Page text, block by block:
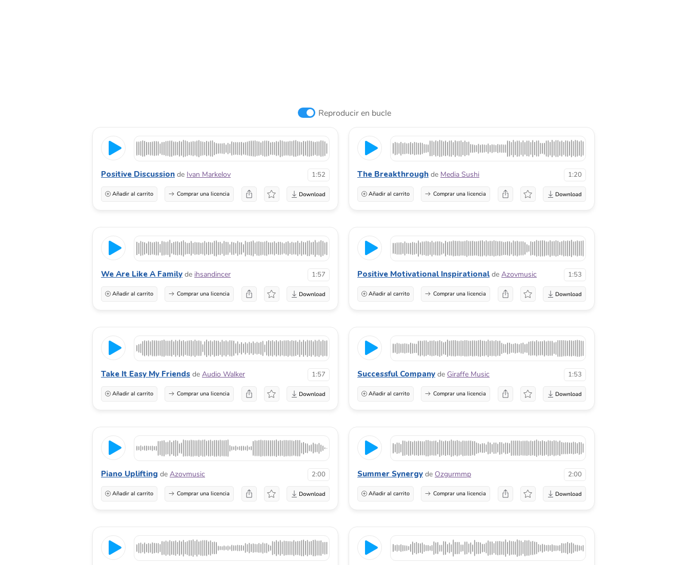
Reproducir en bucle
Positive Discussion de Ivan Markelov 1:52
Añadir al carrito Comprar una licencia
The Breakthrough de Media Sushi 1:20
Añadir al carrito Comprar una licencia
We Are Like A Family de ihsandincer 1:57
Añadir al carrito Comprar una licencia
Positive Motivational Inspirational de Azovmusic 1:53
Añadir al carrito Comprar una licencia
Take It Easy My Friends de Audio Walker 1:57
Añadir al carrito Comprar una licencia
Successful Company de Giraffe Music 1:53
Añadir al carrito Comprar una licencia
Piano Uplifting de Azovmusic 2:00
Añadir al carrito Comprar una licencia
Summer Synergy de Ozgurmmp 2:00
Añadir al carrito Comprar una licencia